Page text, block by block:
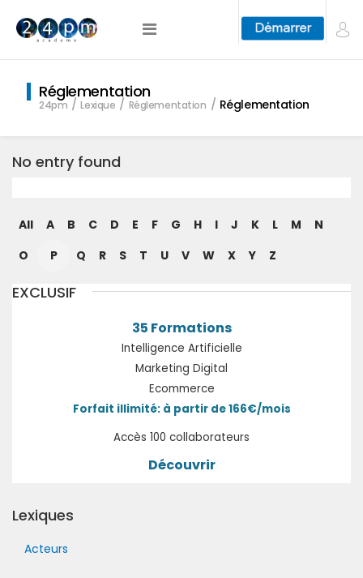
Réglementation
24pm Lexique Réglementation Réglementation
No entry found
All A B C D E F G H I J K L M
N
O
P Q R S T U V W X Y Z
EXCLUSIF
35 Formations
Intelligence Artificielle
Marketing Digital
Ecommerce
Forfait illimité: à partir de 166€/mois
Accès 100 collaborateurs
Découvrir
Lexiques
Acteurs